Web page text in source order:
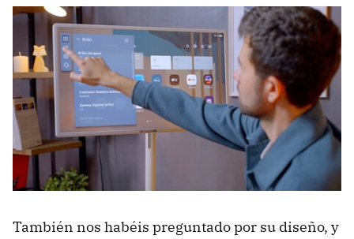
También nos habéis preguntado por su diseño, y